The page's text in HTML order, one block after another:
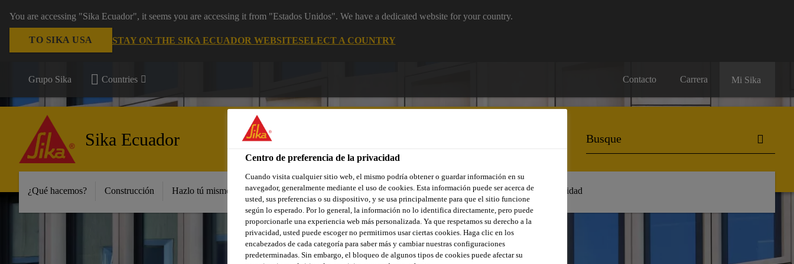
You are accessing "Sika Ecuador", it seems you are accessing it from "Estados Unidos". We have a dedicated website for your country.
TO SIKA USA STAY ON THE SIKA ECUADOR WEBSITESELECT A COUNTRY
Grupo Sika Countries Contacto Carrera Mi Sika
Sika Ecuador
¿Qué hacemos? Construcción Hazlo tú mismo y pequeñas renovaciones Industria Distribuidores Documentos Sostenibilidad
Centro de preferencia de la privacidad
Cuando visita cualquier sitio web, el mismo podría obtener o guardar información en su
navegador, generalmente mediante el uso de cookies. Esta información puede ser acerca de
usted, sus preferencias o su dispositivo, y se usa principalmente para que el sitio funcione
según lo esperado. Por lo general, la información no lo identifica directamente, pero puede
proporcionarle una experiencia web más personalizada. Ya que respetamos su derecho a la
privacidad, usted puede escoger no permitirnos usar ciertas cookies. Haga clic en los
encabezados de cada categoría para saber más y cambiar nuestras configuraciones
predeterminadas. Sin embargo, el bloqueo de algunos tipos de cookies puede afectar su